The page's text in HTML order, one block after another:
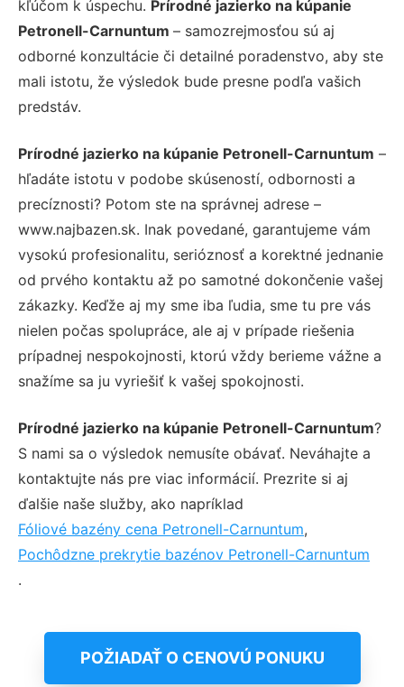
kľúčom k úspechu. Prírodné jazierko na kúpanie
Petronell-Carnuntum – samozrejmosťou sú aj
odborné konzultácie či detailné poradenstvo, aby ste
mali istotu, že výsledok bude presne podľa vašich
predstáv.
Prírodné jazierko na kúpanie Petronell-Carnuntum –
hľadáte istotu v podobe skúseností, odbornosti a
precíznosti? Potom ste na správnej adrese –
www.najbazen.sk. Inak povedané, garantujeme vám
vysokú profesionalitu, serióznosť a korektné jednanie
od prvého kontaktu až po samotné dokončenie vašej
zákazky. Keďže aj my sme iba ľudia, sme tu pre vás
nielen počas spolupráce, ale aj v prípade riešenia
prípadnej nespokojnosti, ktorú vždy berieme vážne a
snažíme sa ju vyriešiť k vašej spokojnosti.
Prírodné jazierko na kúpanie Petronell-Carnuntum?
S nami sa o výsledok nemusíte obávať. Neváhajte a
kontaktujte nás pre viac informácií. Prezrite si aj
ďalšie naše služby, ako napríklad
Fóliové bazény cena Petronell-Carnuntum,
Pochôdzne prekrytie bazénov Petronell-Carnuntum
.
POŽIADAŤ O CENOVÚ PONUKU